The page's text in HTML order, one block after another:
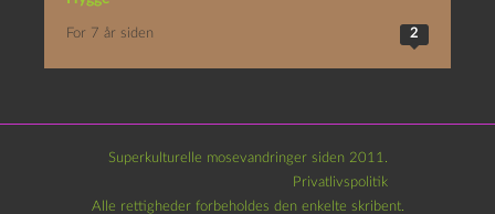
For 7 år siden 2
Superkulturelle mosevandringer siden 2011.
Privatlivspolitik
Alle rettigheder forbeholdes den enkelte skribent.